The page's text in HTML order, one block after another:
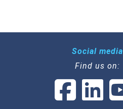
Social media
Find us on: